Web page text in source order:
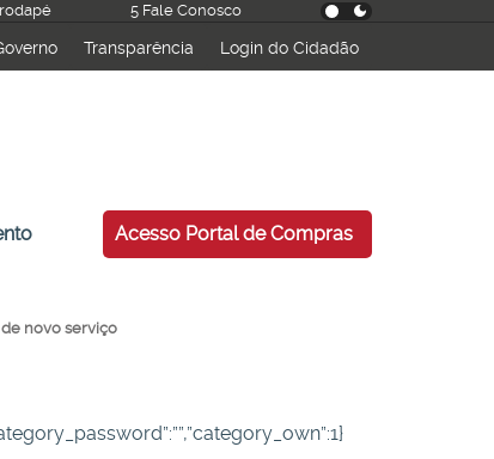
5 Fale Conosco
Transparência Login do Cidadão
Acesso Portal de Compras
novo serviço